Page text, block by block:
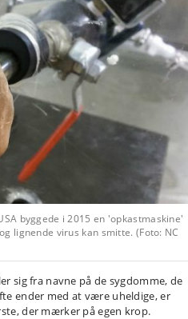
byggede i 2015 en 'opkastmaskine'
lignende virus kan smitte. (Foto: NC
sig fra navne på de sygdomme, de
ender med at være uheldige, er
der mærker på egen krop.